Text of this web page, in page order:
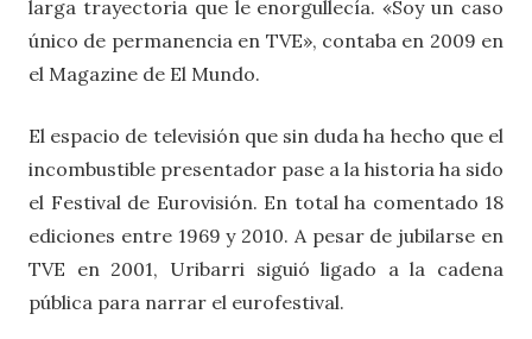
larga trayectoria que le enorgullecía. «Soy un caso
único de permanencia en TVE», contaba en 2009 en
el Magazine de El Mundo.
El espacio de televisión que sin duda ha hecho que el
incombustible presentador pase a la historia ha sido
el Festival de Eurovisión. En total ha comentado 18
ediciones entre 1969 y 2010. A pesar de jubilarse en
TVE en 2001, Uribarri siguió ligado a la cadena
pública para narrar el eurofestival.